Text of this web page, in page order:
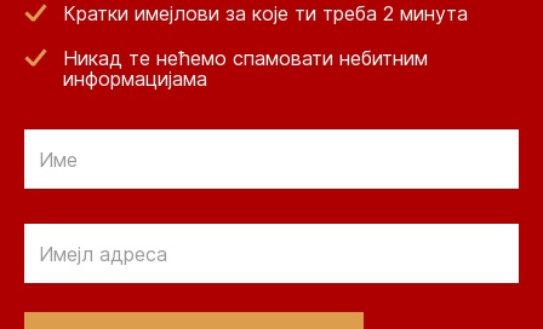
Кратки имејлови за које ти треба 2 минута
Никад те нећемо спамовати небитним
информацијама